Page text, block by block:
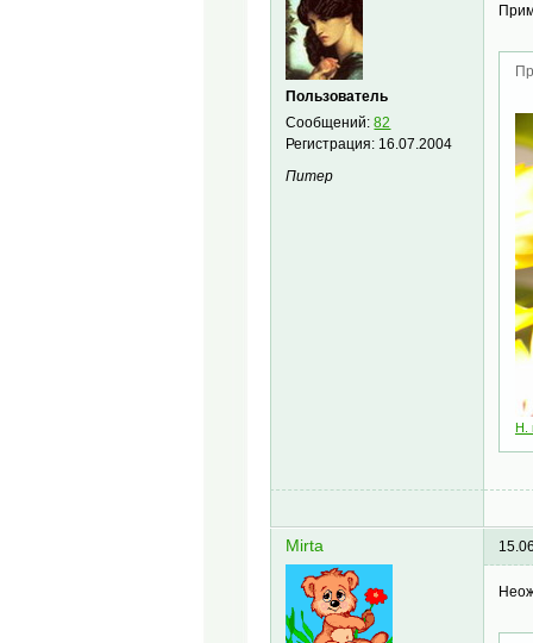
Пользователь
Сообщений:82
Регистрация: 16.07.2004
Питер
H.
Mirta